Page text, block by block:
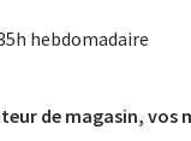
hebdomadaire
de magasin, vos